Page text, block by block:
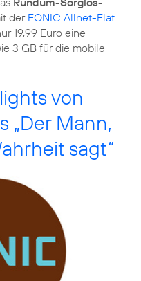
der FONIC Allnet-Flat
19,99 Euro eine
3 GB für die mobile
von
„Der Mann,
sagt“